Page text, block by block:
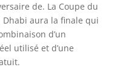
de. La Coupe du
Dhabi aura la finale qui
d’un
utilisé et d’une